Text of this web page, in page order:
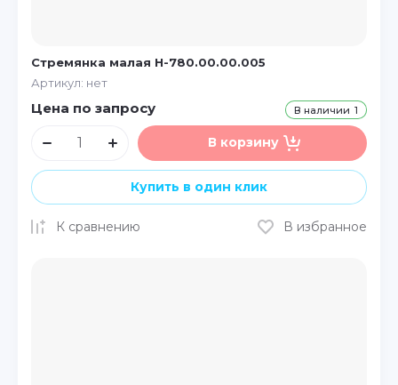
Стремянка малая Н-780.00.00.005
Артикул: нет
В наличии 1
Цена по запросу
В корзину
Купить в один клик
К сравнению В избранное